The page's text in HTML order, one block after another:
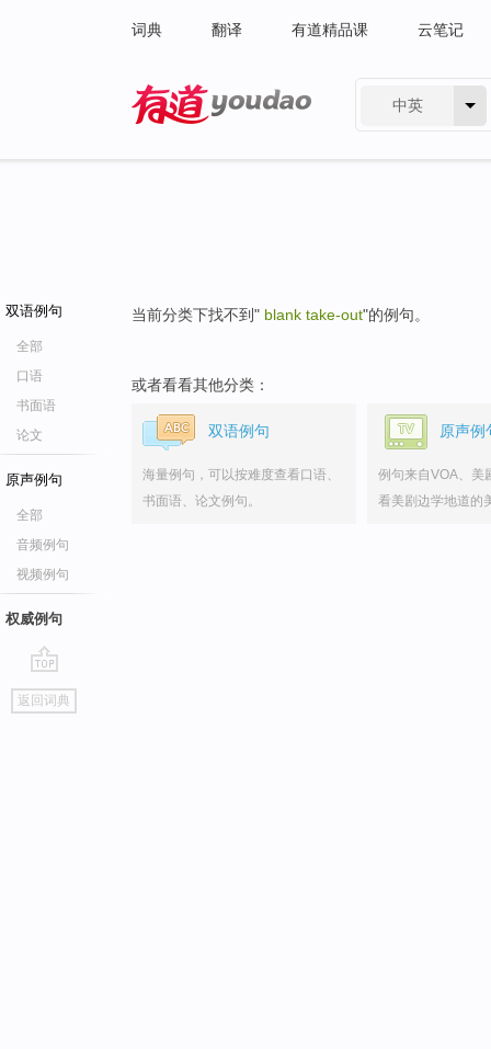
词典 翻译 有道精品课 云笔记
中英
双语例句
全部
口语
书面语
论文
原声例句
全部
音频例句
视频例句
权威例句
go
top
返回词典
当前分类下找不到" blank take-out"的例句。
或者看看其他分类：
双语例句
海量例句，可以按难度查看口语、
书面语、论文例句。
原声例
例句来自VOA、美
看美剧边学地道的